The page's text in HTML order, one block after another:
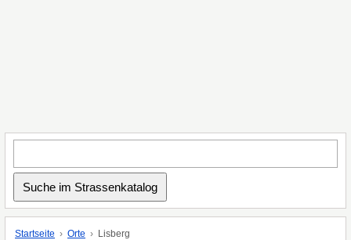
Startseite Orte Lisberg